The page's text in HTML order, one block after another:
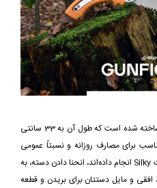
تیغه محصول از فولاد درجه یک ژاپنی ساخته شده است که طول آن به 33 سانتی
برای مصارف روزانه و نسبتاً عمومی
می‌باشد که با طراحی که مهندسین شرکت Silky انجام داده‌اند، انحنا دادن دسته، به
و مایل دستتان برای بریدن و قطعه